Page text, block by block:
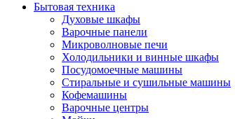
Бытовая техника
Духовые шкафы
Варочные панели
Микроволновые печи
Холодильники и винные шкафы
Посудомоечные машины
Стиральные и сушильные машины
Кофемашины
Варочные центры